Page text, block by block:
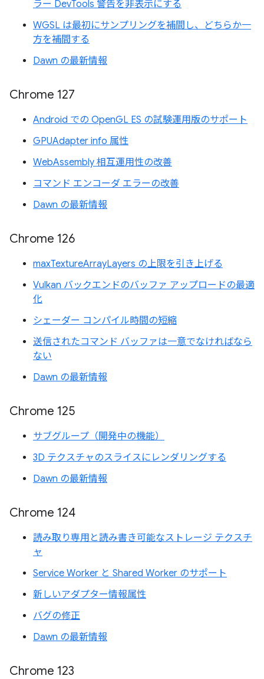
ラー DevTools 警告を非表示にする
WGSL は最初にサンプリングを補間し、どちらか一
方を補間する
Dawn の最新情報
Chrome 127
Android での OpenGL ES の試験運用版のサポート
GPUAdapter info 属性
WebAssembly 相互運用性の改善
コマンド エンコーダ エラーの改善
Dawn の最新情報
Chrome 126
maxTextureArrayLayers の上限を引き上げる
Vulkan バックエンドのバッファ アップロードの最適
化
シェーダー コンパイル時間の短縮
送信されたコマンド バッファは一意でなければなら
ない
Dawn の最新情報
Chrome 125
サブグループ（開発中の機能）
3D テクスチャのスライスにレンダリングする
Dawn の最新情報
Chrome 124
読み取り専用と読み書き可能なストレージ テクスチ
ャ
Service Worker と Shared Worker のサポート
新しいアダプター情報属性
バグの修正
Dawn の最新情報
Chrome 123